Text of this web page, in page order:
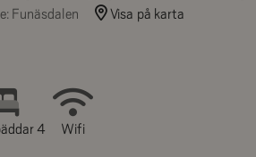
Funäsdalen Visa på karta
4 Wifi